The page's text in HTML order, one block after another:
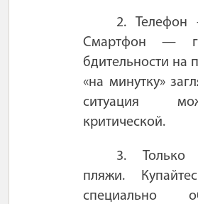
2. Телефон
Смартфон —
бдительности на
«на минутку»
ситуация
критической.
3. Только
пляжи.
специально